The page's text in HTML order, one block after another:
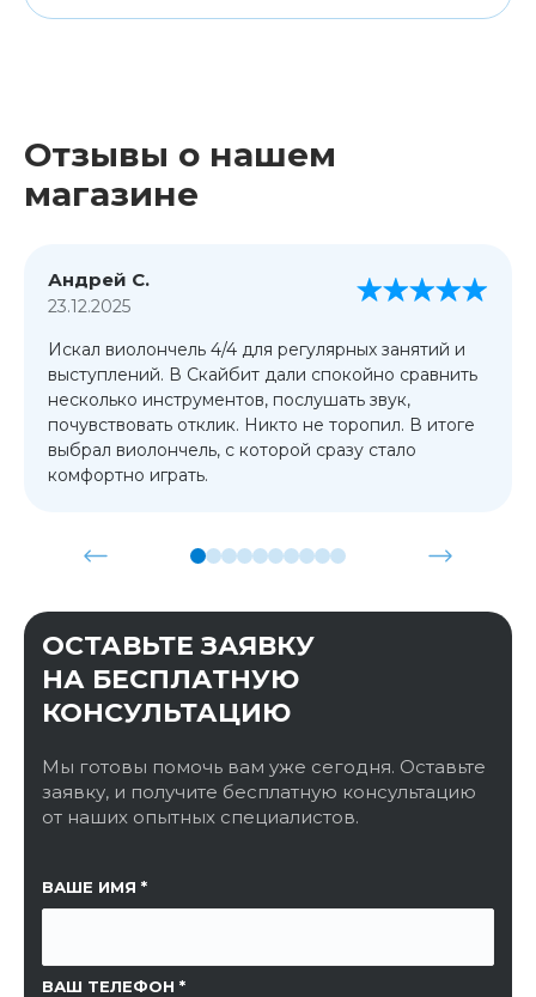
Отзывы о нашем
магазине
Андрей С.
23.12.2025
Искал виолончель 4/4 для регулярных занятий и
выступлений. В Скайбит дали спокойно сравнить
несколько инструментов, послушать звук,
почувствовать отклик. Никто не торопил. В итоге
выбрал виолончель, с которой сразу стало
комфортно играть.
ОСТАВЬТЕ ЗАЯВКУ
НА БЕСПЛАТНУЮ
КОНСУЛЬТАЦИЮ
Мы готовы помочь вам уже сегодня. Оставьте
заявку, и получите бесплатную консультацию
от наших опытных специалистов.
ВАШЕ ИМЯ
ВАШ ТЕЛЕФОН
ССЫЛКА НА СТРАНИЦУ